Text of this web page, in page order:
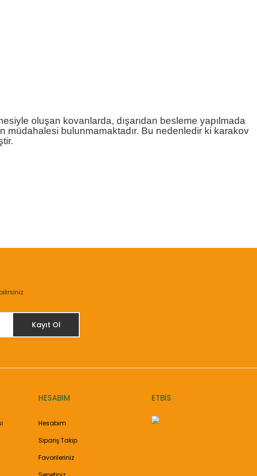
oluşan kovanlarda, dışarıdan besleme yapılmada
müdahalesi bulunmamaktadır. Bu nedenledir ki karakov
Kayıt Ol
HESABIM
Hesabım
Sipariş Takip
Favorileriniz
ETBİS